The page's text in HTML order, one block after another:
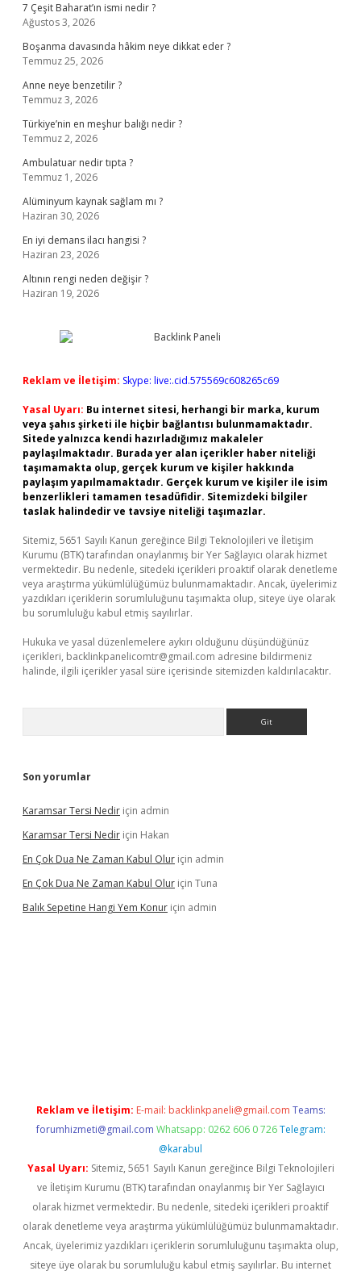
7 Çeşit Baharat’ın ismi nedir ?
Ağustos 3, 2026
Boşanma davasında hâkim neye dikkat eder ?
Temmuz 25, 2026
Anne neye benzetilir ?
Temmuz 3, 2026
Türkiye’nin en meşhur balığı nedir ?
Temmuz 2, 2026
Ambulatuar nedir tıpta ?
Temmuz 1, 2026
Alüminyum kaynak sağlam mı ?
Haziran 30, 2026
En iyi demans ilacı hangisi ?
Haziran 23, 2026
Altının rengi neden değişir ?
Haziran 19, 2026
Reklam ve İletişim: Skype: live:.cid.575569c608265c69
Yasal Uyarı: Bu internet sitesi, herhangi bir marka, kurum
veya şahıs şirketi ile hiçbir bağlantısı bulunmamaktadır.
Sitede yalnızca kendi hazırladığımız makaleler
paylaşılmaktadır. Burada yer alan içerikler haber niteliği
taşımamakta olup, gerçek kurum ve kişiler hakkında
paylaşım yapılmamaktadır. Gerçek kurum ve kişiler ile isim
benzerlikleri tamamen tesadüfidir. Sitemizdeki bilgiler
taslak halindedir ve tavsiye niteliği taşımazlar.
Sitemiz, 5651 Sayılı Kanun gereğince Bilgi Teknolojileri ve İletişim
Kurumu (BTK) tarafından onaylanmış bir Yer Sağlayıcı olarak hizmet
vermektedir. Bu nedenle, sitedeki içerikleri proaktif olarak denetleme
veya araştırma yükümlülüğümüz bulunmamaktadır. Ancak, üyelerimiz
yazdıkları içeriklerin sorumluluğunu taşımakta olup, siteye üye olarak
bu sorumluluğu kabul etmiş sayılırlar.
Hukuka ve yasal düzenlemelere aykırı olduğunu düşündüğünüz
içerikleri, backlinkpanelicomtr@gmail.com adresine bildirmeniz
halinde, ilgili içerikler yasal süre içerisinde sitemizden kaldırılacaktır.
Son yorumlar
Karamsar Tersi Nedir için admin
Karamsar Tersi Nedir için Hakan
En Çok Dua Ne Zaman Kabul Olur için admin
En Çok Dua Ne Zaman Kabul Olur için Tuna
Balık Sepetine Hangi Yem Konur için admin
Reklam ve İletişim: E-mail: backlinkpaneli@gmail.com Teams:
forumhizmeti@gmail.com Whatsapp: 0262 606 0 726 Telegram:
@karabul
Yasal Uyarı: Sitemiz, 5651 Sayılı Kanun gereğince Bilgi Teknolojileri
ve İletişim Kurumu (BTK) tarafından onaylanmış bir Yer Sağlayıcı
olarak hizmet vermektedir. Bu nedenle, sitedeki içerikleri proaktif
olarak denetleme veya araştırma yükümlülüğümüz bulunmamaktadır.
Ancak, üyelerimiz yazdıkları içeriklerin sorumluluğunu taşımakta olup,
siteye üye olarak bu sorumluluğu kabul etmiş sayılırlar. Bu internet